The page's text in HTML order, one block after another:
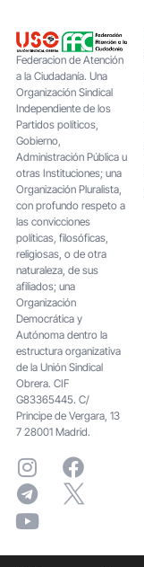
Federacion de Atención
a la Ciudadanía. Una
Organización Sindical
Independiente de los
Partidos políticos,
Gobierno,
Administración Pública u
otras Instituciones; una
Organización Pluralista,
con profundo respeto a
las convicciones
políticas, filosóficas,
religiosas, o de otra
naturaleza, de sus
afiliados; una
Organización
Democrática y
Autónoma dentro la
estructura organizativa
de la Unión Sindical
Obrera. CIF
G83365445. C/
Principe de Vergara, 13
7 28001 Madrid.